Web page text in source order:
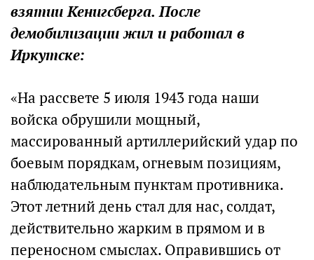
взятии Кенигсберга. После
демобилизации жил и работал в
Иркутске:
«На рассвете 5 июля 1943 года наши
войска обрушили мощный,
массированный артиллерийский удар по
боевым порядкам, огневым позициям,
наблюдательным пунктам противника.
Этот летний день стал для нас, солдат,
действительно жарким в прямом и в
переносном смыслах. Оправившись от